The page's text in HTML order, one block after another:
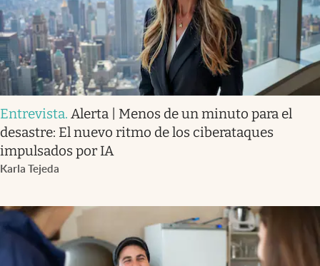
Entrevista. Alerta | Menos de un minuto para el
desastre: El nuevo ritmo de los ciberataques
impulsados por IA
Karla Tejeda